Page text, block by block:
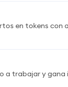
en tokens con
a trabajar y gana